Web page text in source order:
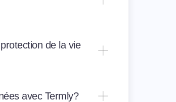
de la vie
avec Termly?